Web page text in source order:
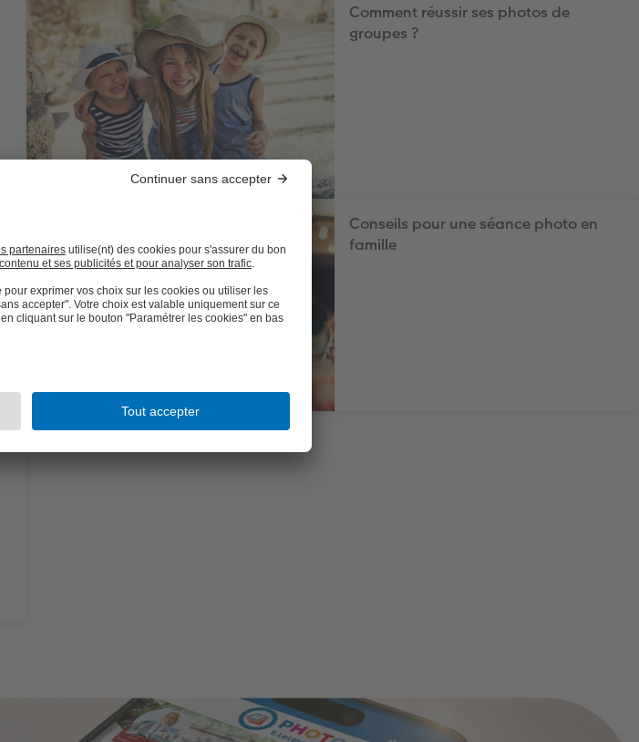
Comment réussir ses photos de
groupes ?
Conseils pour une séance photo en
famille